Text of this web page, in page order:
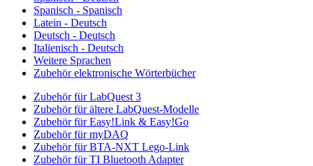
Spanisch - Spanisch
Latein - Deutsch
Deutsch - Deutsch
Italienisch - Deutsch
Weitere Sprachen
Zubehör elektronische Wörterbücher
Zubehör für LabQuest 3
Zubehör für ältere LabQuest-Modelle
Zubehör für Easy!Link & Easy!Go
Zubehör für myDAQ
Zubehör für BTA-NXT Lego-Link
Zubehör für TI Bluetooth Adapter